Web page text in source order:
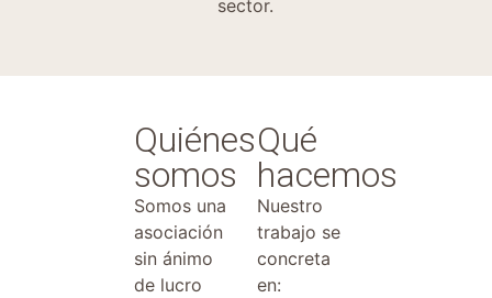
sector.
Quiénes
somos
Somos una
asociación
sin ánimo
de lucro
Qué
hacemos
Nuestro
trabajo se
concreta
en: